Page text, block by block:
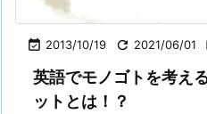
 2013/10/19  2021/06/01
英語でモノゴトを考え
ットとは！？